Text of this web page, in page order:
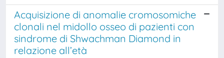
Acquisizione di anomalie cromosomiche
clonali nel midollo osseo di pazienti con
sindrome di Shwachman Diamond in
relazione all’età